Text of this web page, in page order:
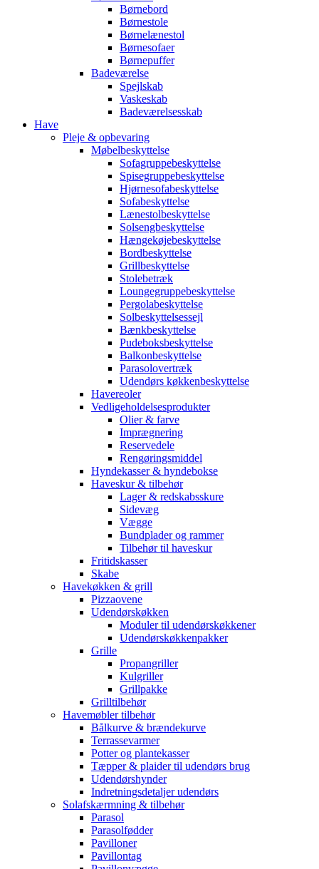
Børnebord
Børnestole
Børnelænestol
Børnesofaer
Børnepuffer
Badeværelse
Spejlskab
Vaskeskab
Badeværelsesskab
Have
Pleje & opbevaring
Møbelbeskyttelse
Sofagruppebeskyttelse
Spisegruppebeskyttelse
Hjørnesofabeskyttelse
Sofabeskyttelse
Lænestolbeskyttelse
Solsengbeskyttelse
Hængekøjebeskyttelse
Bordbeskyttelse
Grillbeskyttelse
Stolebetræk
Loungegruppebeskyttelse
Pergolabeskyttelse
Solbeskyttelsessejl
Bænkbeskyttelse
Pudeboksbeskyttelse
Balkonbeskyttelse
Parasolovertræk
Udendørs køkkenbeskyttelse
Havereoler
Vedligeholdelsesprodukter
Olier & farve
Imprægnering
Reservedele
Rengøringsmiddel
Hyndekasser & hyndebokse
Haveskur & tilbehør
Lager & redskabsskure
Sidevæg
Vægge
Bundplader og rammer
Tilbehør til haveskur
Fritidskasser
Skabe
Havekøkken & grill
Pizzaovene
Udendørskøkken
Moduler til udendørskøkkener
Udendørskøkkenpakker
Grille
Propangriller
Kulgriller
Grillpakke
Grilltilbehør
Havemøbler tilbehør
Bålkurve & brændekurve
Terrassevarmer
Potter og plantekasser
Tæpper & plaider til udendørs brug
Udendørshynder
Indretningsdetaljer udendørs
Solafskærmning & tilbehør
Parasol
Parasolfødder
Pavilloner
Pavillontag